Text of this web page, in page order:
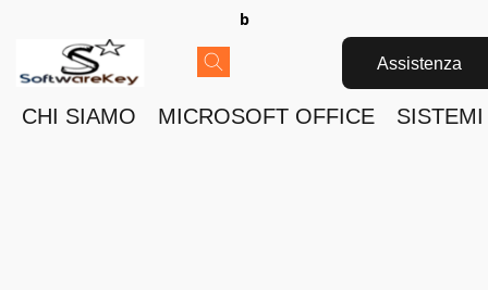
b
Assistenza
CHI SIAMO MICROSOFT OFFICE